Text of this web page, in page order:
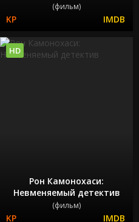
(фильм)
Рон Камонохаси:
Невменяемый детектив
(фильм)
HD